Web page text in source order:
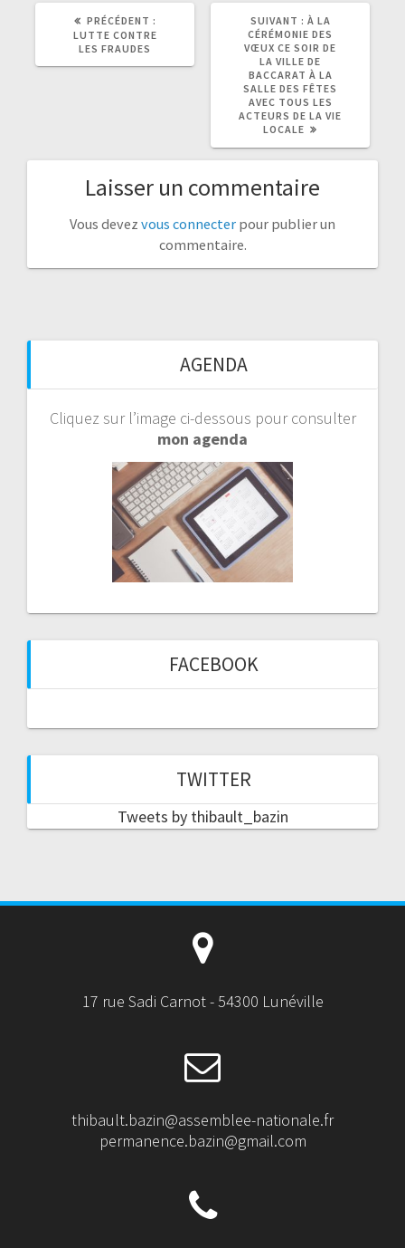
PRÉCÉDENT :
ARTICLE
PRÉCÉDENT
LUTTE CONTRE
LES FRAUDES
SUIVANT :
ARTICLE
À LA
CÉRÉMONIE DES
VŒUX CE SOIR DE
LA VILLE DE
BACCARAT À LA
SALLE DES FÊTES
AVEC TOUS LES
ACTEURS DE LA VIE
LOCALE
Laisser un commentaire
Vous devez vous connecter pour publier un
commentaire.
AGENDA
Cliquez sur l’image ci-dessous pour consulter
mon agenda
FACEBOOK
TWITTER
Tweets by thibault_bazin
17 rue Sadi Carnot - 54300 Lunéville
thibault.bazin@assemblee-nationale.fr
permanence.bazin@gmail.com